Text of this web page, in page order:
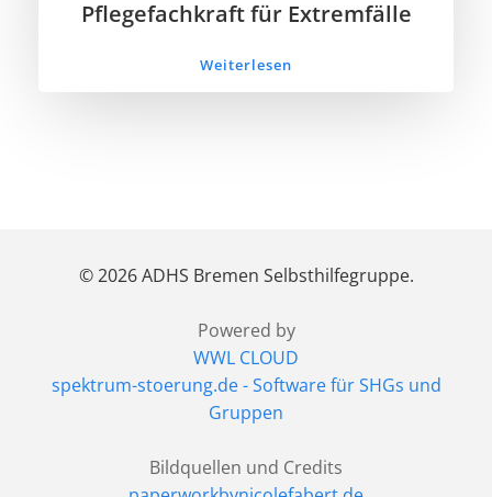
Pflegefachkraft für Extremfälle
Weiterlesen
© 2026 ADHS Bremen Selbsthilfegruppe.
Powered by
WWL CLOUD
spektrum-stoerung.de - Software für SHGs und
Gruppen
Bildquellen und Credits